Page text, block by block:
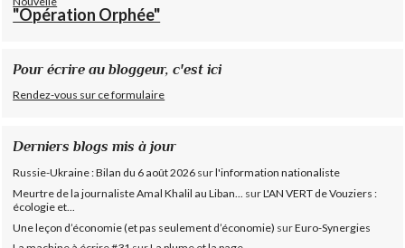
"Opération Orphée"
Pour écrire au bloggeur, c'est ici
Rendez-vous sur ce formulaire
Derniers blogs mis à jour
Russie-Ukraine : Bilan du 6 août 2026 surl'information nationaliste
Meurtre de la journaliste Amal Khalil au Liban...
surL'AN VERT de Vouziers :
écologie et...
Une leçon d’économie (et pas seulement d’économie) surEuro-Synergies